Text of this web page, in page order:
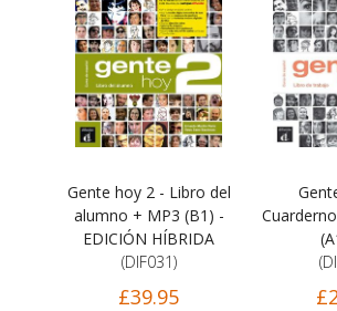
Gente hoy 2 - Libro del
alumno + MP3 (B1) -
EDICIÓN HÍBRIDA
(DIF031)
£39.95